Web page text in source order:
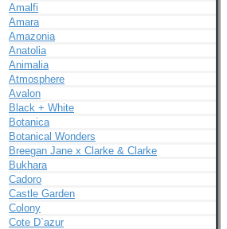
Amalfi
Amara
Amazonia
Anatolia
Animalia
Atmosphere
Avalon
Black + White
Botanica
Botanical Wonders
Breegan Jane x Clarke & Clarke
Bukhara
Cadoro
Castle Garden
Colony
Cote D`azur